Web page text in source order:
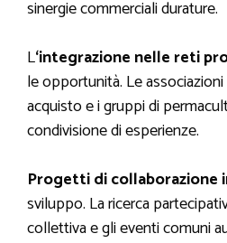
sinergie commerciali durature.
L‘integrazione nelle reti
le opportunità. Le
acquisto e i gruppi di
condivisione di esperienze.
Progetti di collaborazione
sviluppo. La ricerca
collettiva e gli eventi comuni